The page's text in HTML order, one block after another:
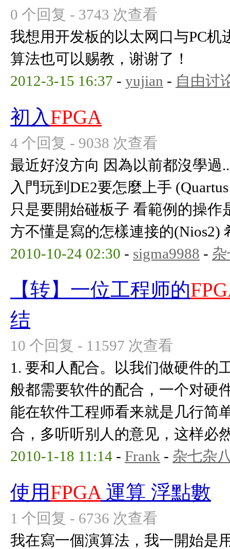
0 个回复 - 3743 次查看
我想用开发板的以太网口与PC
算法也可以赐教，谢谢了！
2012-3-15 16:37 - yujian - 自由讨
初入FPGA
4 个回复 - 9038 次查看
最近好沒方向 因為以前都沒學過
入門玩到DE2要怎麼上手
只是要開始碰板子 看範例的操作
方不懂是寫的怎樣連接的(Nios2)
2010-10-24 02:30 - sigma9988 -
【转】一位工程师的
结
10 个回复 - 11597 次查看
1. 要和人配合。以我们做硬件的
般都需要软件的配合，一个对硬
能在软件工程师看来就是几行简
合，多听听别人的意见，这样必
2010-1-18 11:14 - Frank - 杂七杂
使用FPGA運算 浮點數
1 个回复 - 6736 次查看
我在寫一個演算法，我一開始是